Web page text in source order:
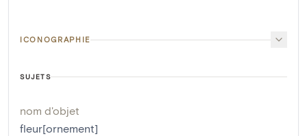
ICONOGRAPHIE
SUJETS
nom d'objet
fleur[ornement]